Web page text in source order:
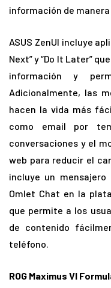
información de
ASUS ZenUI incluye
Next” y “Do It Later”
información y
Adicionalmente, las
hacen la vida más
como email por
conversaciones y el
web para reducir el
incluye un
Omlet Chat en la
que permite a los
de contenido
teléfono.
ROG Maximus VI